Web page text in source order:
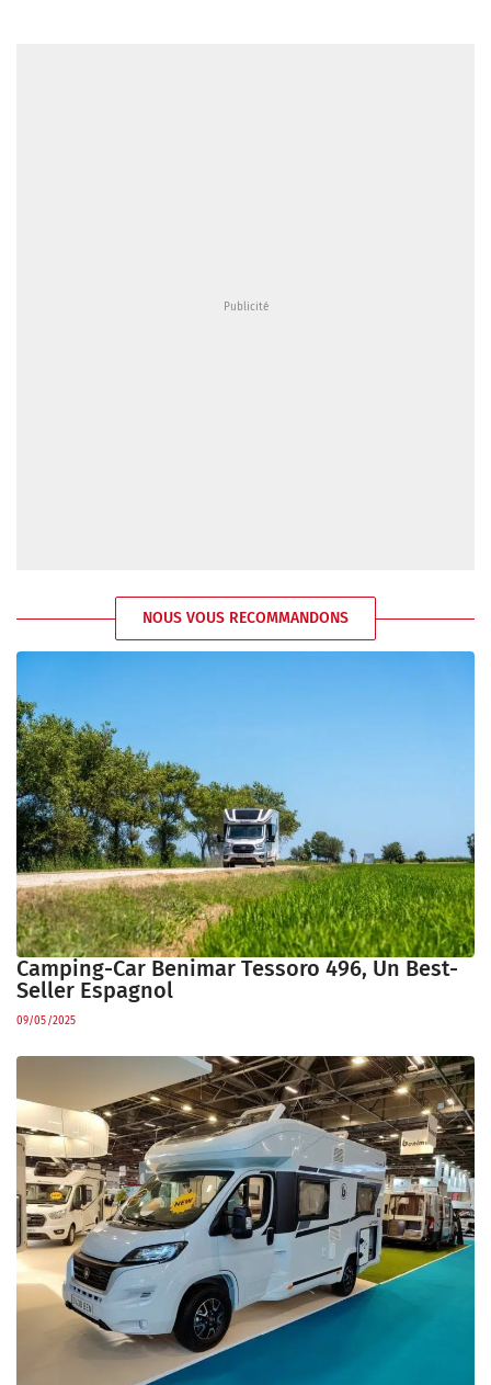
NOUS VOUS RECOMMANDONS
Camping-Car Benimar Tessoro 496, Un Best-
Seller Espagnol
09/05/2025